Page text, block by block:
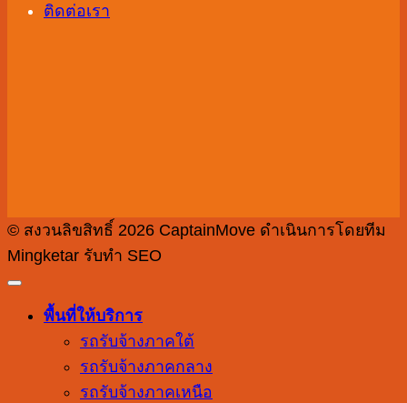
ติดต่อเรา
© สงวนลิขสิทธิ์ 2026 CaptainMove ดำเนินการโดยทีม
Mingketar รับทำ SEO
พื้นที่ให้บริการ
รถรับจ้างภาคใต้
รถรับจ้างภาคกลาง
รถรับจ้างภาคเหนือ